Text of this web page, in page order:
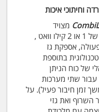
וחיתוכי איכות
מצויד
כסטנדרט במקור לייזר בעוצמה של 1 או 2 קילו וואט ,
אספקת גז
בתוספת
של כוח הניתן
אמפר עבור שתי מערכות
לחיתוך סיבי (ב 100% משך זמן חיבור פעיל). על
ואת גזי